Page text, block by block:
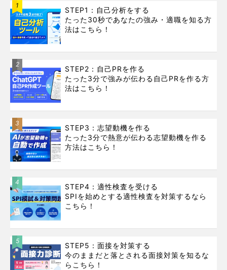
1
STEP1：自己分析をする
たった30秒であなたの強み・適職を知る方
法はこちら！
2
STEP2：自己PRを作る
たった3分で強みが伝わる自己PRを作る方
法はこちら！
3
STEP3：志望動機を作る
たった3分で熱意が伝わる志望動機を作る
方法はこちら！
4
STEP4：適性検査を受ける
SPIを始めとする適性検査を対策するなら
こちら！
5
STEP5：面接を対策する
今のままだと落とされる面接対策を知るな
らこちら！